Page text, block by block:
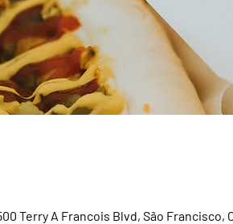
Terry A Francois Blvd, São Francisco,